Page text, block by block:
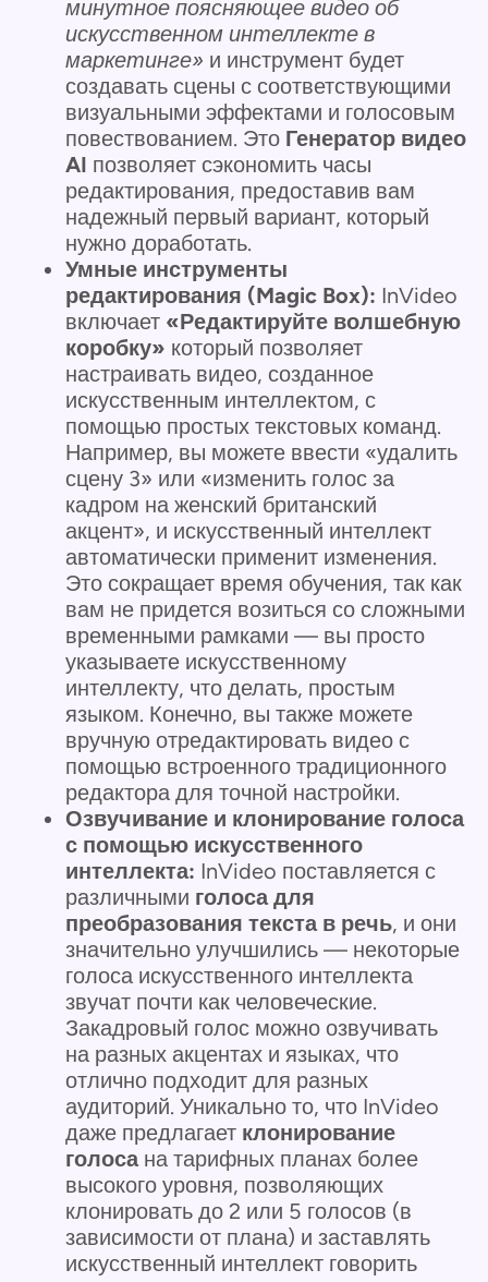
минутное поясняющее видео об
искусственном интеллекте в
маркетинге» и инструмент будет
создавать сцены с соответствующими
визуальными эффектами и голосовым
повествованием. Это Генератор видео
AI позволяет сэкономить часы
редактирования, предоставив вам
надежный первый вариант, который
нужно доработать.
Умные инструменты
редактирования (Magic Box): InVideo
включает «Редактируйте волшебную
коробку» который позволяет
настраивать видео, созданное
искусственным интеллектом, с
помощью простых текстовых команд.
Например, вы можете ввести «удалить
сцену 3» или «изменить голос за
кадром на женский британский
акцент», и искусственный интеллект
автоматически применит изменения.
Это сокращает время обучения, так как
вам не придется возиться со сложными
временными рамками — вы просто
указываете искусственному
интеллекту, что делать, простым
языком. Конечно, вы также можете
вручную отредактировать видео с
помощью встроенного традиционного
редактора для точной настройки.
Озвучивание и клонирование голоса
с помощью искусственного
интеллекта: InVideo поставляется с
различными голоса для
преобразования текста в речь, и они
значительно улучшились — некоторые
голоса искусственного интеллекта
звучат почти как человеческие.
Закадровый голос можно озвучивать
на разных акцентах и языках, что
отлично подходит для разных
аудиторий. Уникально то, что InVideo
даже предлагает клонирование
голосана тарифных планах более
высокого уровня, позволяющих
клонировать до 2 или 5 голосов (в
зависимости от плана) и заставлять
искусственный интеллект говорить